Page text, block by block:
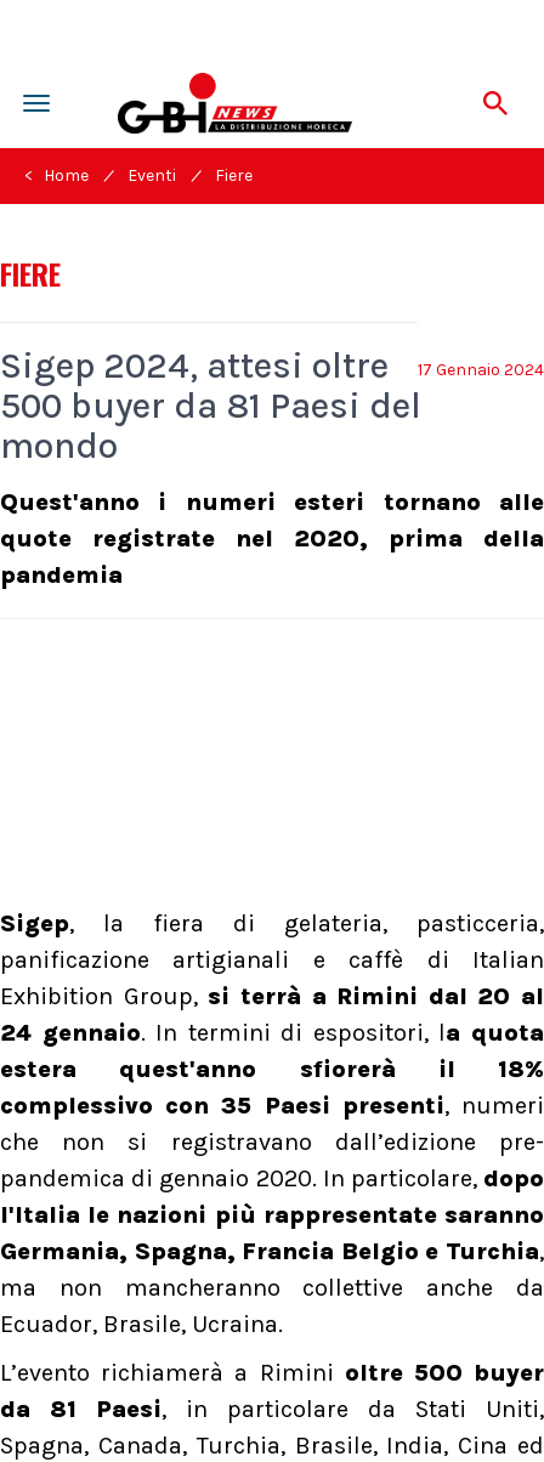
Toggle
navigation
< Home / Eventi / Fiere
FIERE
17 Gennaio 2024
Sigep 2024, attesi oltre
500 buyer da 81 Paesi del
mondo
Quest'anno i numeri esteri tornano alle
quote registrate nel 2020, prima della
pandemia
Sigep, la fiera di gelateria, pasticceria,
panificazione artigianali e caffè di Italian
Exhibition Group, si terrà a Rimini dal 20 al
24 gennaio. In termini di espositori, la quota
estera quest'anno sfiorerà il 18%
complessivo con 35 Paesi presenti, numeri
che non si registravano dall’edizione pre-
pandemica di gennaio 2020. In particolare,dopo
l'Italia le nazioni più rappresentate saranno
Germania, Spagna, Francia Belgio e Turchia,
ma non mancheranno collettive anche da
Ecuador, Brasile, Ucraina.
L’evento richiamerà a Rimini oltre 500 buyer
da 81 Paesi, in particolare da Stati Uniti,
Spagna, Canada, Turchia, Brasile, India, Cina ed